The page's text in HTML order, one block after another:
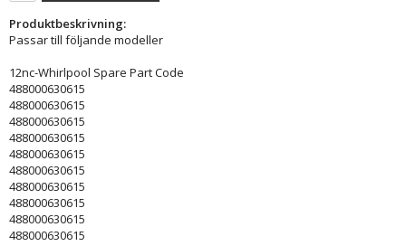
Produktbeskrivning:
Passar till följande modeller
12nc-Whirlpool Spare Part Code
488000630615
488000630615
488000630615
488000630615
488000630615
488000630615
488000630615
488000630615
488000630615
488000630615